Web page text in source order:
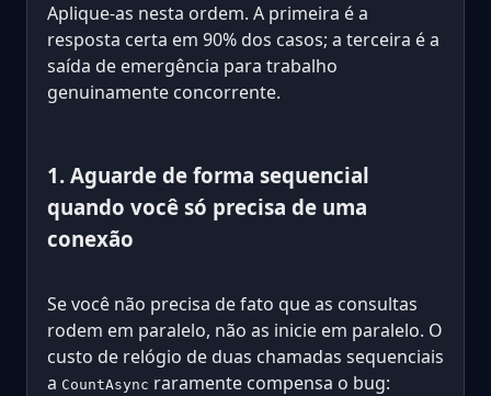
Aplique-as nesta ordem. A primeira é a
resposta certa em 90% dos casos; a terceira é a
saída de emergência para trabalho
genuinamente concorrente.
1. Aguarde de forma sequencial
quando você só precisa de uma
conexão
Se você não precisa de fato que as consultas
rodem em paralelo, não as inicie em paralelo. O
custo de relógio de duas chamadas sequenciais
a CountAsync raramente compensa o bug: